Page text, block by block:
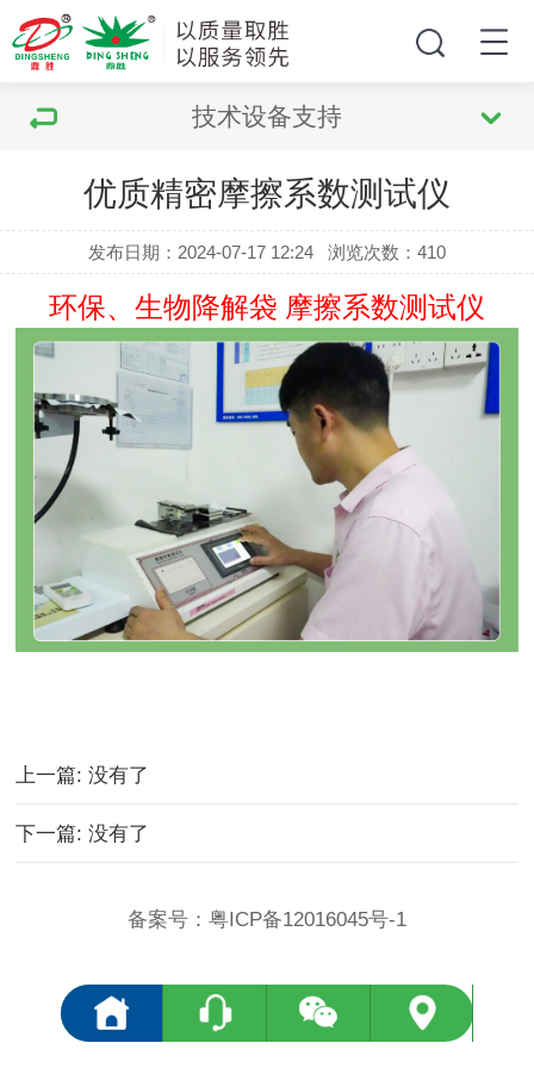
技术设备支持
优质精密摩擦系数测试仪
发布日期：2024-07-17 12:24 浏览次数：410
环保、生物降解袋 摩擦系数测试仪
上一篇: 没有了
下一篇: 没有了
备案号： 粤ICP备12016045号-1
<